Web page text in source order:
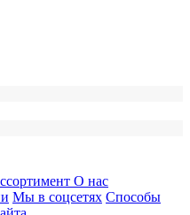
О нас
Мы в соцсетях Способы